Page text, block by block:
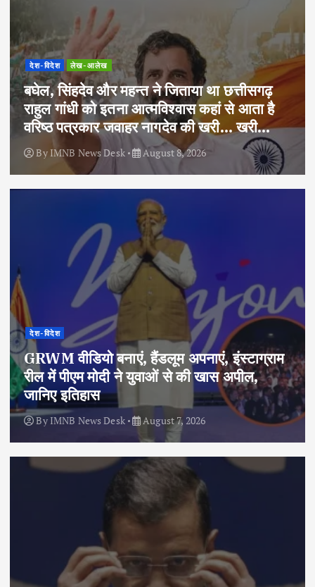
देश-विदेश लेख-आलेख
बघेल, सिंहदेव और महन्त ने जिताया था छत्तीसगढ़
राहुल गांधी को इतना आत्मविश्वास कहां से आता है
वरिष्ठ पत्रकार जवाहर नागदेव की खरी… खरी…
ByIMNB News Desk August 8, 2026
देश-विदेश
GRWM वीडियो बनाएं, हैंडलूम अपनाएं, इंस्टाग्राम
रील में पीएम मोदी ने युवाओं से की खास अपील,
जानिए इतिहास
By IMNB News Desk August 7, 2026